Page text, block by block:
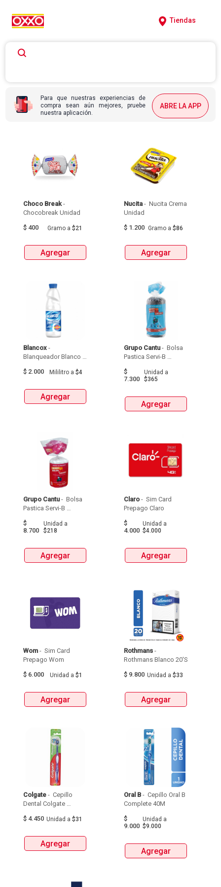
Tiendas
Para que nuestras experiencias de
compra sean aún mejores, pruebe
nuestra aplicación.
ABRE LA APP
Choco Break -
$ 400 Gramo a $21
Agregar
Nucita - Nucita Crema
$ 1.200 Gramo a $86
Agregar
Blancox -
Blanqueador Blanco X
$ 2.000 Mililitro a $4
Agregar
Grupo Cantu - Bolsa
Pastica Servi-B
Apartamento 51 X 76
X 20Unds
$
7.300
Unidad a
$365
Agregar
Grupo Cantu - Bolsa
Pastica Servi-B
Papelera 40 X 50  X
40Unds
$
8.700
Unidad a
$218
Agregar
Claro - Sim Card
$
4.000
Unidad a
$4.000
Agregar
Wom - Sim Card
$ 6.000 Unidad a $1
Agregar
Rothmans -
$ 9.800 Unidad a $33
Agregar
Colgate - Cepillo
Dental Colgate
$ 4.450 Unidad a $31
Agregar
Oral B - Cepillo Oral B
$
9.000
Unidad a
$9.000
Agregar